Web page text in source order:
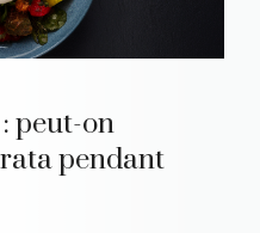
peut-on
pendant